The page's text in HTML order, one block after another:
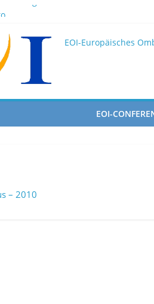
Meeting 04-2025
of the EOI
ASSEMBLY 2025 10 28
participated in the Doha
EOI-Europäisches
EOI-
– 2010